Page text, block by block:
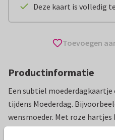
Deze kaart is volledig
Toevoegen
Productinformatie
Een subtiel
tijdens Moederdag.
wensmoeder. Met roze hartjes